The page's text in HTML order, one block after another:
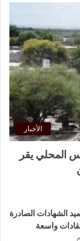
الأخبار
المحلي يقر
الشهادات الصادرة
واسعة